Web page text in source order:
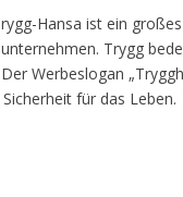
Hansa ist ein großes
Trygg
Werbeslogan
für das Leben.